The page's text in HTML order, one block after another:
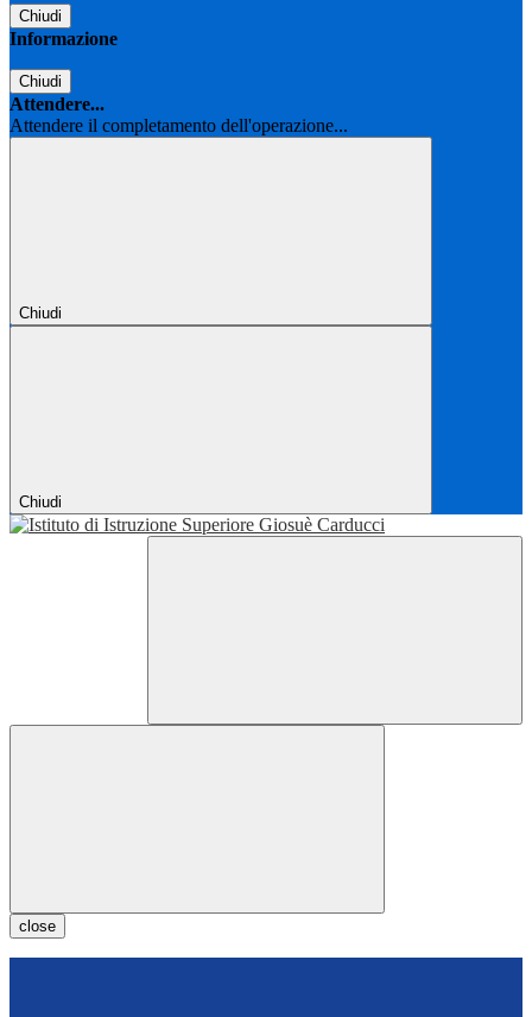
Chiudi
Informazione
Chiudi
Attendere...
Attendere il completamento dell'operazione...
Chiudi
Chiudi
close